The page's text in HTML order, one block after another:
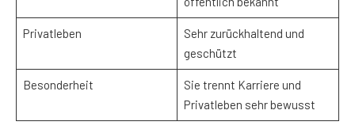
Privatleben
Sehr zurückhaltend und
geschützt
Besonderheit
Sie trennt Karriere und
Privatleben sehr bewusst